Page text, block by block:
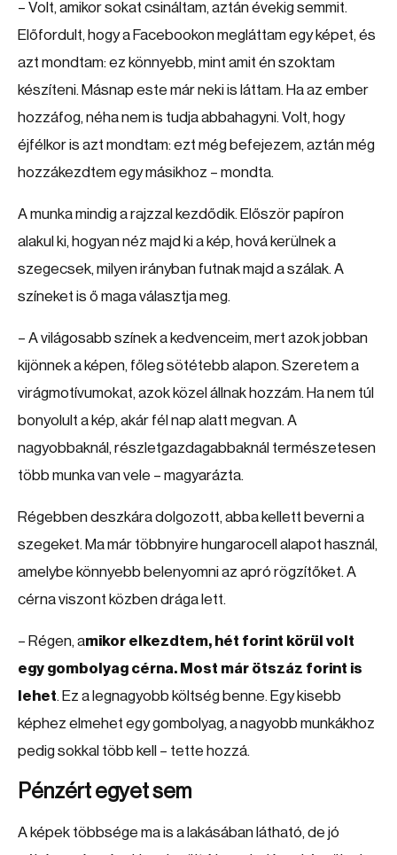
– Volt, amikor sokat csináltam, aztán évekig semmit.
Előfordult, hogy a Facebookon megláttam egy képet, és
azt mondtam: ez könnyebb, mint amit én szoktam
készíteni. Másnap este már neki is láttam. Ha az ember
hozzáfog, néha nem is tudja abbahagyni. Volt, hogy
éjfélkor is azt mondtam: ezt még befejezem, aztán még
hozzákezdtem egy másikhoz – mondta.
A munka mindig a rajzzal kezdődik. Először papíron
alakul ki, hogyan néz majd ki a kép, hová kerülnek a
szegecsek, milyen irányban futnak majd a szálak. A
színeket is ő maga választja meg.
– A világosabb színek a kedvenceim, mert azok jobban
kijönnek a képen, főleg sötétebb alapon. Szeretem a
virágmotívumokat, azok közel állnak hozzám. Ha nem túl
bonyolult a kép, akár fél nap alatt megvan. A
nagyobbaknál, részletgazdagabbaknál természetesen
több munka van vele – magyarázta.
Régebben deszkára dolgozott, abba kellett beverni a
szegeket. Ma már többnyire hungarocell alapot használ,
amelybe könnyebb belenyomni az apró rögzítőket. A
cérna viszont közben drága lett.
– Régen, amikor elkezdtem, hét forint körül volt
egy gombolyag cérna. Most már ötszáz forint is
lehet. Ez a legnagyobb költség benne. Egy kisebb
képhez elmehet egy gombolyag, a nagyobb munkákhoz
pedig sokkal több kell – tette hozzá.
Pénzért egyet sem
A képek többsége ma is a lakásában látható, de jó